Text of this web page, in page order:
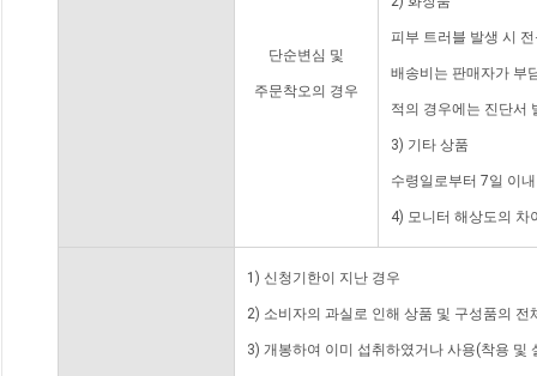
단순변심 및
주문착오의 경우
피부 트러블 발생 시
배송비는 판매자가 부
적의 경우에는 진단서
3) 기타 상품
수령일로부터 7일 이
4) 모니터 해상도의 차
1) 신청기한이 지난 경우
2) 소비자의 과실로 인해 상품 및 구성품의
3) 개봉하여 이미 섭취하였거나 사용(착용 및